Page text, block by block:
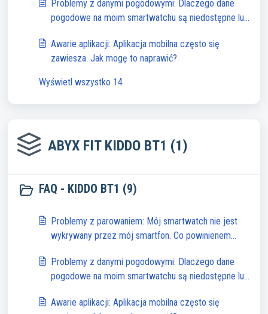
Problemy z danymi pogodowymi: Dlaczego dane
pogodowe na moim smartwatchu są niedostępne lub
Awarie aplikacji: Aplikacja mobilna często się
zawiesza. Jak mogę to naprawić?
Wyświetl wszystko 14
ABYX FIT KIDDO BT1 (1)
FAQ - KIDDO BT1 (9)
Problemy z parowaniem: Mój smartwatch nie jest
wykrywany przez mój smartfon. Co powinienem
Problemy z danymi pogodowymi: Dlaczego dane
pogodowe na moim smartwatchu są niedostępne lub
Awarie aplikacji: Aplikacja mobilna często się